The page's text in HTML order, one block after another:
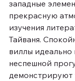
западные
прекрасную
изучения
Тайваня.
виллы идеально
неспешной
демонстрируют